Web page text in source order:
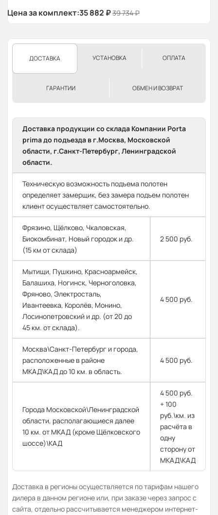
Цена за комплект:35 882 ₽39 734₽
ДОСТАВКА УСТАНОВКА ОПЛАТА
ГАРАНТИИ ОБМЕН И ВОЗВРАТ
Доставка продукции со склада Компании Porta
prima до подъезда в г.Москва, Московской
области, г.Санкт-Петербург, Ленинградской
области.
Техническую возможность подъема полотен
определяет замерщик, без замера подъем полотен
клиент осуществляет самостоятельно.
Фрязино, Щёлково, Чкаловская,
Биокомбинат, Новый городок и др.
(15 км от склада)
2 500 руб.
Мытищи, Пушкино, Красноармейск,
Балашиха, Ногинск, Черноголовка,
Фряново, Электросталь,
Ивантеевка, Королёв, Монино,
Лосинопетровский и др. (от 20 до
45 км. от склада).
4 500 руб.
Москва\Санкт-Петербург и города,
расположенные в районе
МКАД\КАД до 10 км. в область.
4 500 руб.
Города Московской\Ленинградской
области, располагающиеся далее
10 км. от МКАД (кроме Щёлковского
шоссе)\КАД
4 500 руб.
+ 100
руб.\км. из
расчёта в
одну
сторону от
МКАД\КАД
Доставка в регионы осуществляется по тарифам нашего
дилера в данном регионе или, при заказе через запрос с
сайта, отдельно рассчитывается менеджером интернет-